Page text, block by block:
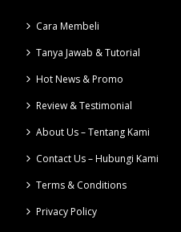
Cara Membeli
Tanya Jawab & Tutorial
Hot News & Promo
Review & Testimonial
About Us – Tentang Kami
Contact Us – Hubungi Kami
Terms & Conditions
Privacy Policy